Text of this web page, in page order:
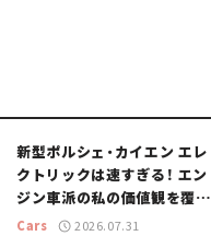
新型ポルシェ・カイエン エレ
クトリックは速すぎる！ エン
ジン車派の私の価値観を覆し
た、新しいポルシェの走り。
Cars 2026.07.31